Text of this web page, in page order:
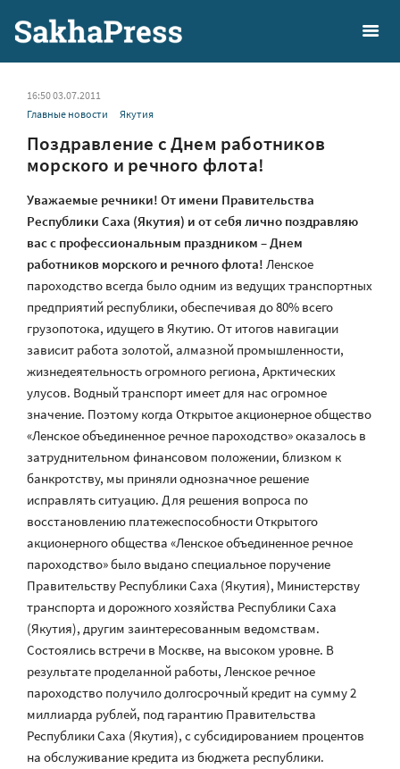
16:50 03.07.2011
Главные новости
Якутия
Поздравление с Днем работников
морского и речного флота!
Уважаемые речники! От имени Правительства
Республики Саха (Якутия) и от себя лично поздравляю
вас с профессиональным праздником – Днем
работников морского и речного флота! Ленское
пароходство всегда было одним из ведущих транспортных
предприятий республики, обеспечивая до 80% всего
грузопотока, идущего в Якутию. От итогов навигации
зависит работа золотой, алмазной промышленности,
жизнедеятельность огромного региона, Арктических
улусов. Водный транспорт имеет для нас огромное
значение. Поэтому когда Открытое акционерное общество
«Ленское объединенное речное пароходство» оказалось в
затруднительном финансовом положении, близком к
банкротству, мы приняли однозначное решение
исправлять ситуацию. Для решения вопроса по
восстановлению платежеспособности Открытого
акционерного общества «Ленское объединенное речное
пароходство» было выдано специальное поручение
Правительству Республики Саха (Якутия), Министерству
транспорта и дорожного хозяйства Республики Саха
(Якутия), другим заинтересованным ведомствам.
Состоялись встречи в Москве, на высоком уровне. В
результате проделанной работы, Ленское речное
пароходство получило долгосрочный кредит на сумму 2
миллиарда рублей, под гарантию Правительства
Республики Саха (Якутия), с субсидированием процентов
на обслуживание кредита из бюджета республики.